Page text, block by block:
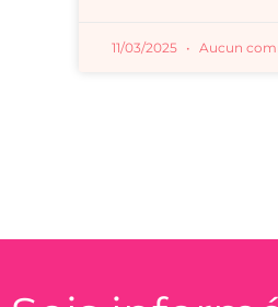
11/03/2025 Aucun